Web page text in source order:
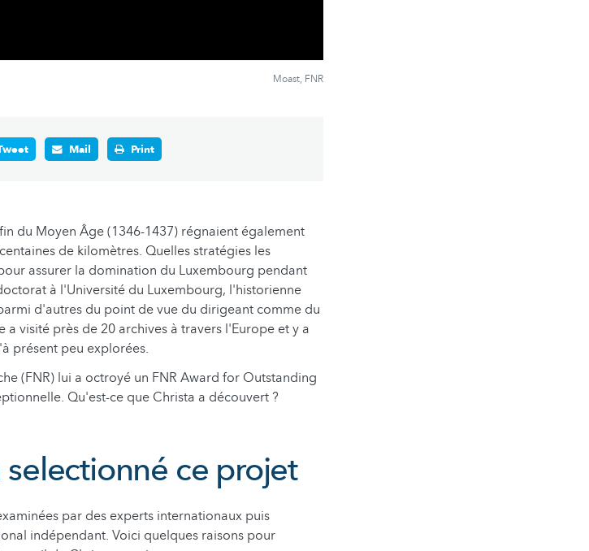
Moast, FNR
Mail Print
du Moyen Âge (1346-1437) régnaient également
de kilomètres. Quelles stratégies les
assurer la domination du Luxembourg pendant
à l'Université du Luxembourg, l'historienne
d'autres du point de vue du dirigeant comme du
a visité près de 20 archives à travers l'Europe et y a
présent peu explorées.
(FNR) lui a octroyé un FNR Award for Outstanding
Qu'est-ce que Christa a découvert ?
ce projet
par des experts internationaux puis
indépendant. Voici quelques raisons pour